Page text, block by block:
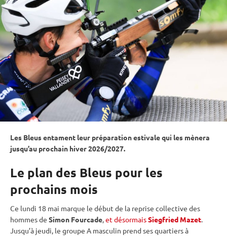
Les Bleus entament leur préparation estivale qui les mènera
jusqu’au prochain hiver 2026/2027.
Le plan des Bleus pour les
prochains mois
Ce lundi 18 mai marque le début de la reprise collective des
hommes de Simon Fourcade,et désormaisSiegfried Mazet.
Jusqu’à jeudi, le groupe A masculin prend ses quartiers à